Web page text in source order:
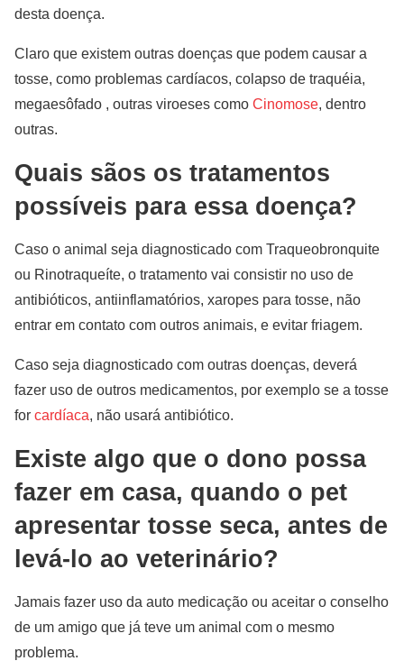
desta doença.
Claro que existem outras doenças que podem causar a
tosse, como problemas cardíacos, colapso de traquéia,
megaesôfado , outras viroeses como Cinomose, dentro
outras.
Quais sãos os tratamentos
possíveis para essa doença?
Caso o animal seja diagnosticado com Traqueobronquite
ou Rinotraqueíte, o tratamento vai consistir no uso de
antibióticos, antiinflamatórios, xaropes para tosse, não
entrar em contato com outros animais, e evitar friagem.
Caso seja diagnosticado com outras doenças, deverá
fazer uso de outros medicamentos, por exemplo se a tosse
for cardíaca, não usará antibiótico.
Existe algo que o dono possa
fazer em casa, quando o pet
apresentar tosse seca, antes de
levá-lo ao veterinário?
Jamais fazer uso da auto medicação ou aceitar o conselho
de um amigo que já teve um animal com o mesmo
problema.